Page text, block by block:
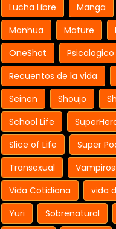
Lucha Libre
Manga
Manhua
Mature
OneShot
Psicologico
Recuentos de la vida
Seinen
Shoujo
School Life
Slice of Life
Super
Transexual
Vampiros
Vida Cotidiana
vida
Yuri
Sobrenatural